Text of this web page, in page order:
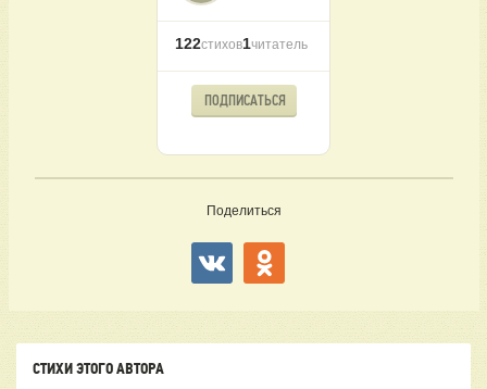
122стихов1читатель
ПОДПИСАТЬСЯ
Поделиться
СТИХИ ЭТОГО АВТОРА